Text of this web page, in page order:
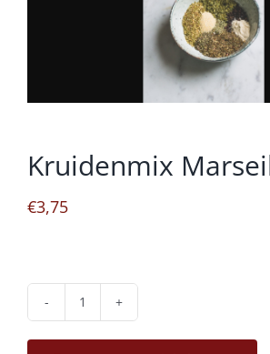
Kruidenmix
€3,75
Kruidenmix
Marseille